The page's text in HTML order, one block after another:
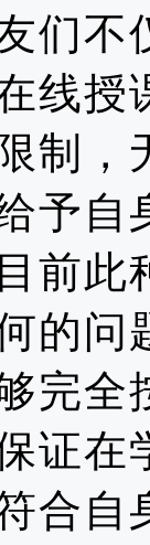
们
线授
制，
予自
前此
的问
完全
证在
合自